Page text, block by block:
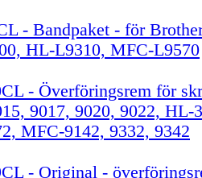
- Bandpaket - för
HL-L9310, MFC-L9570
- Överföringsrem för
9017, 9020, 9022, HL-
MFC-9142, 9332, 9342
- Original -